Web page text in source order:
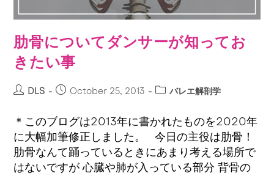
肋骨についてダンサーが知ってお
きたい事
DLS October 25, 2013 バレエ解剖学
＊このブログは2013年に書かれたものを2020年
に大幅加筆修正しました。 今日の主役は肋骨！
肋骨なんて踊っているときにあまり考える場所で
はないですが 心臓や肺が入っている部分 背骨の